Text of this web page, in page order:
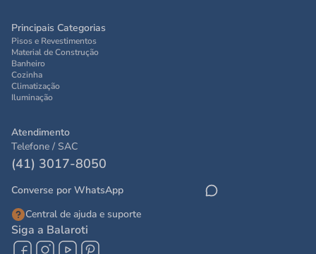
Principais Categorias
Pisos e Revestimentos
Material de Construção
Banheiro
Cozinha
Climatização
Iluminação
Atendimento
Telefone / SAC
(41) 3017-8050
Converse por WhatsApp
Central de ajuda e suporte
Siga a Balaroti